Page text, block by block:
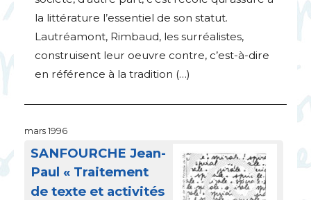
la littérature l’essentiel de son statut.
Lautréamont, Rimbaud, les surréalistes,
construisent leur oeuvre contre, c’est-à-dire
en référence à la tradition (…)
mars 1996
SANFOURCHE Jean-
Paul « Traitement
de texte et activités